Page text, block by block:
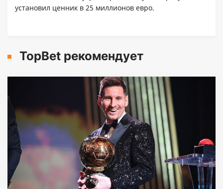
установил ценник в 25 миллионов евро.
TopBet рекомендует